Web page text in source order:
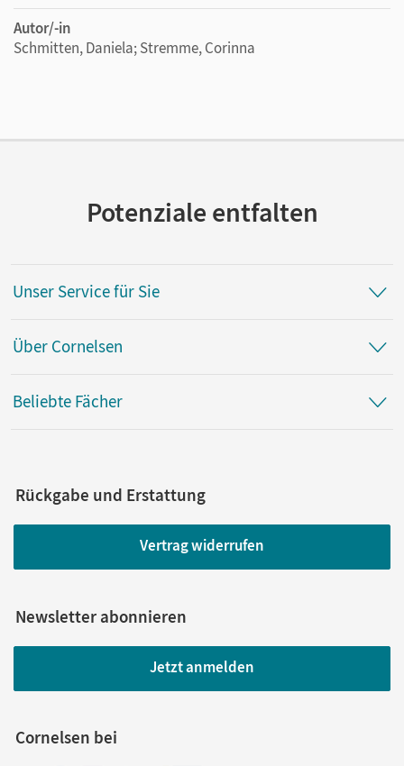
Autor/-in
Schmitten, Daniela; Stremme, Corinna
Potenziale entfalten
Unser Service für Sie
Über Cornelsen
Beliebte Fächer
Rückgabe und Erstattung
Vertrag widerrufen
Newsletter abonnieren
Jetzt anmelden
Cornelsen bei